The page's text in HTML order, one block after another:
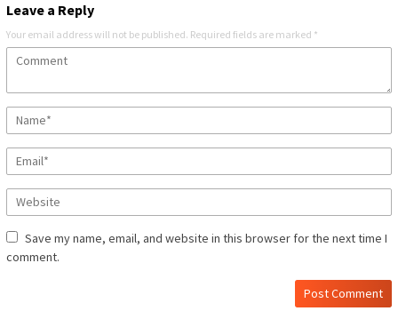
Leave a Reply
Your email address will not be published. Required fields are marked *
Save my name, email, and website in this browser for the next time I
comment.